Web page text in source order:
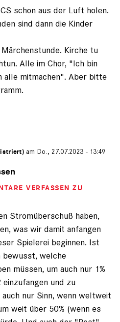
schon aus der Luft holen.
sind dann die Kinder
Kirche tu
Alle im Chor, "Ich bin
alle mitmachen". Aber bitte
am Do., 27.07.2023 - 13:49
VERFASSEN ZU
Stromüberschuß haben,
was wir damit anfangen
Spielerei beginnen. Ist
bewusst, welche
müssen, um auch nur 1%
und zu
nur Sinn, wenn weltweit
weit über 50% (wenn es